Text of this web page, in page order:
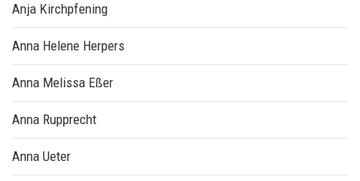
Anja Kirchpfening
Anna Helene Herpers
Anna Melissa Eßer
Anna Rupprecht
Anna Ueter